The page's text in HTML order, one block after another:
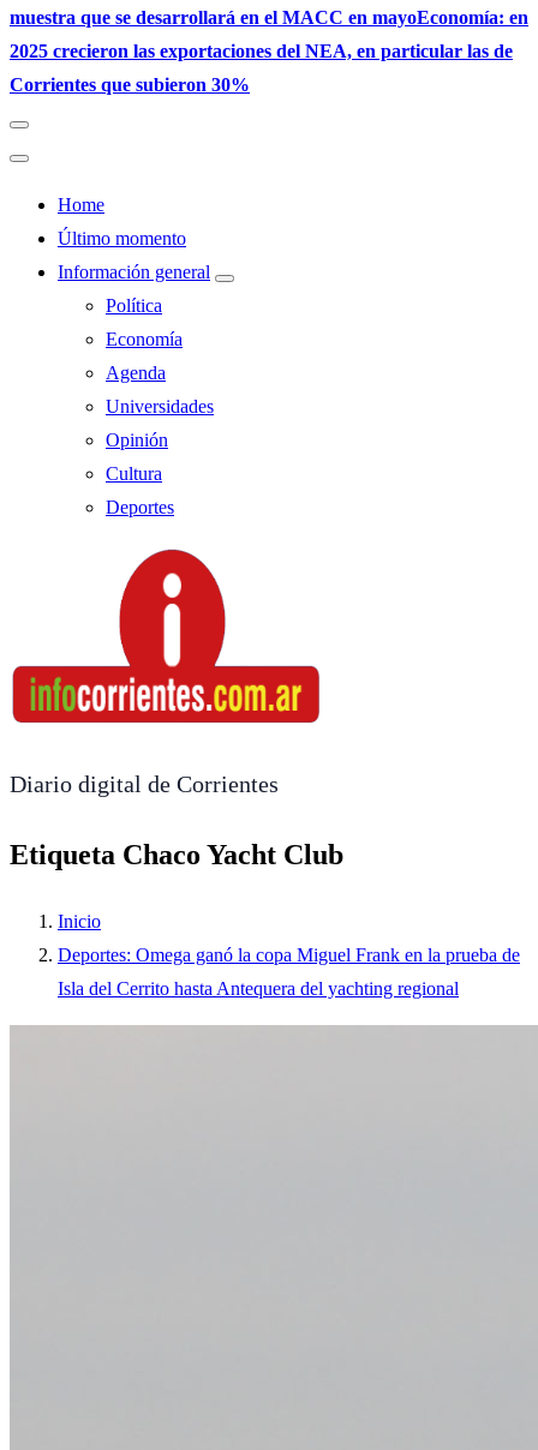
muestra que se desarrollará en el MACC en mayoEconomía: en
2025 crecieron las exportaciones del NEA, en particular las de
Corrientes que subieron 30%
Home
Último momento
Información general
Política
Economía
Agenda
Universidades
Opinión
Cultura
Deportes
Diario digital de Corrientes
Etiqueta Chaco Yacht Club
Inicio
Deportes: Omega ganó la copa Miguel Frank en la prueba de
Isla del Cerrito hasta Antequera del yachting regional